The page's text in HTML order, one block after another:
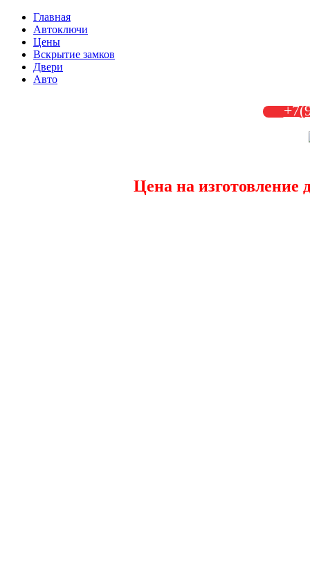
Главная
Автоключи
Цены
Вскрытие замков
Двери
Авто
Цена на изготовление